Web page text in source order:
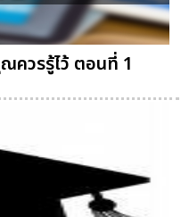
ควรรู้ไว้ ตอนที่ 1